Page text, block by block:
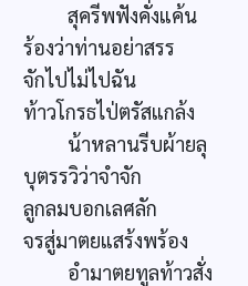
สุครีพฟังคั่งแค้น
ร้องว่าท่านอย่าสรร
จักไปไม่ไปฉัน
ท้าวโกรธไป่ตรัสแกล้ง
น้าหลานรีบผ้ายลุ
บุตรรวิว่าจำจัก
ลูกลมบอกเลศลัก
จรสู่มาตยแสร้งพร้อง
อำมาตยทูลท้าวสั่ง